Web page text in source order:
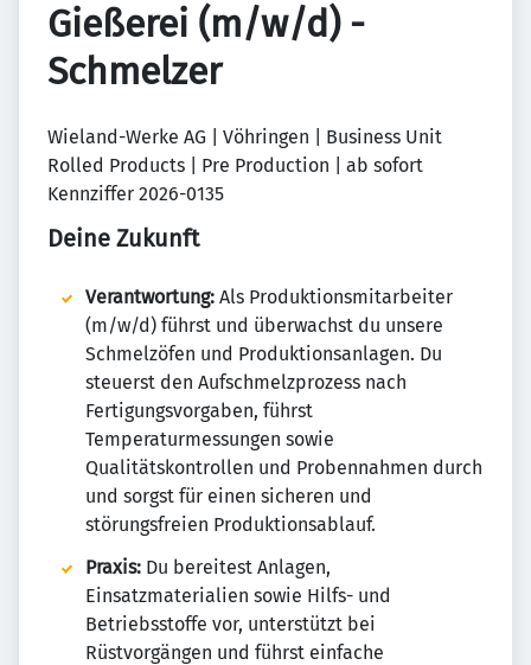
Gießerei (m/w/d) -
Schmelzer
Wieland-Werke AG | Vöhringen | Business Unit
Rolled Products | Pre Production | ab sofort
Kennziffer 2026-0135
Deine Zukunft
Verantwortung: Als Produktionsmitarbeiter
(m/w/d) führst und überwachst du unsere
Schmelzöfen und Produktionsanlagen. Du
steuerst den Aufschmelzprozess nach
Fertigungsvorgaben, führst
Temperaturmessungen sowie
Qualitätskontrollen und Probennahmen durch
und sorgst für einen sicheren und
störungsfreien Produktionsablauf.
Praxis: Du bereitest Anlagen,
Einsatzmaterialien sowie Hilfs- und
Betriebsstoffe vor, unterstützt bei
Rüstvorgängen und führst einfache